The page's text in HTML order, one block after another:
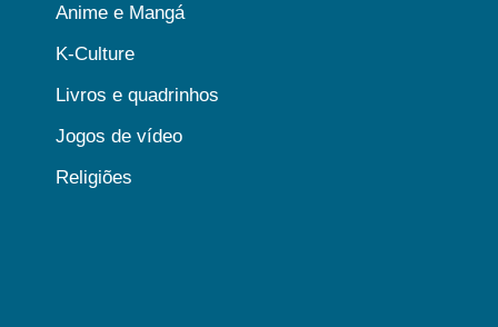
Anime e Mangá
K-Culture
Livros e quadrinhos
Jogos de vídeo
Religiões